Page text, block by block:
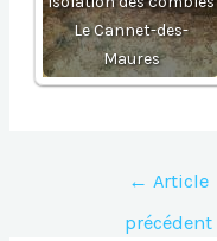
Le Cannet-des-
Maures
Navigation
l’article
← Article
précédent